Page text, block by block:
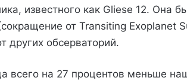
известного как Gliese 12. Она
от Transiting Exoplanet
обсерваторий.
всего на 27 процентов меньше